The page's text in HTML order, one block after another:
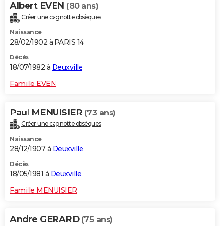
Albert EVEN (80 ans)
Créer une cagnotte obsèques
Naissance
28/02/1902 à PARIS 14
Décès
18/07/1982 à Deuxville
Famille EVEN
Paul MENUISIER (73 ans)
Créer une cagnotte obsèques
Naissance
28/12/1907 à Deuxville
Décès
18/05/1981 à Deuxville
Famille MENUISIER
Andre GERARD (75 ans)